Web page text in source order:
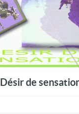
Désir de